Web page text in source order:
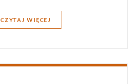
CZYTAJ WIĘCEJ